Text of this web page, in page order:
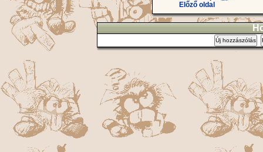
Előző oldal
Új hozzászólás